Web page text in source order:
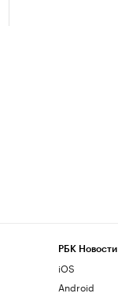
РБК Новости
iOS
Android